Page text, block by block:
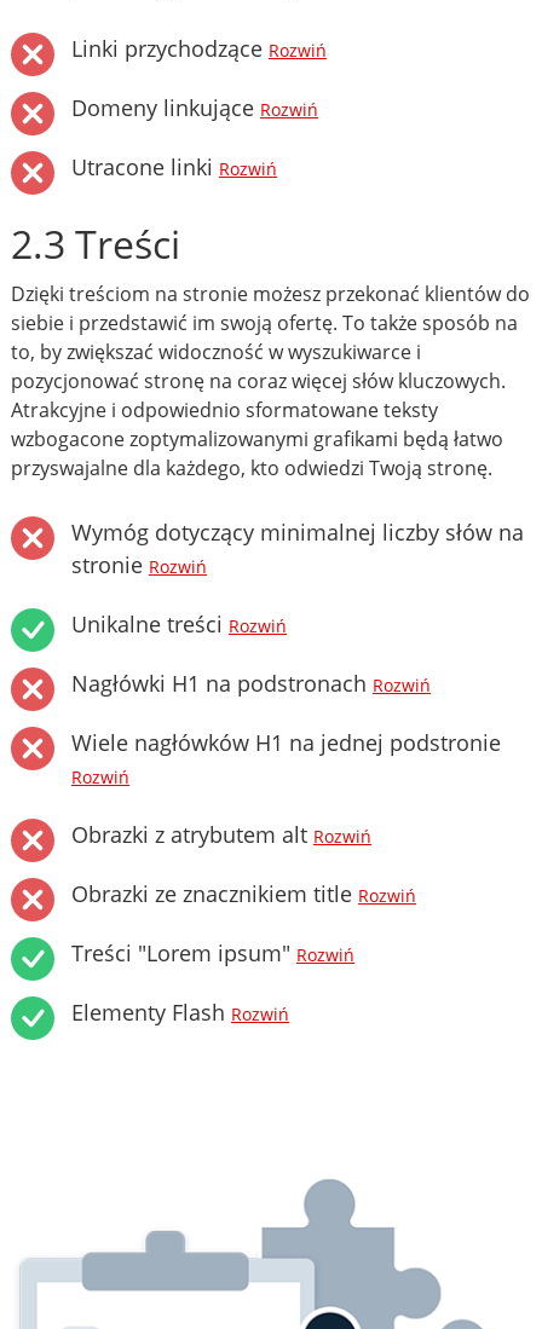
Linki przychodzące Rozwiń
Domeny linkujące Rozwiń
Utracone linki Rozwiń
2.3 Treści
Dzięki treściom na stronie możesz przekonać klientów do
siebie i przedstawić im swoją ofertę. To także sposób na
to, by zwiększać widoczność w wyszukiwarce i
pozycjonować stronę na coraz więcej słów kluczowych.
Atrakcyjne i odpowiednio sformatowane teksty
wzbogacone zoptymalizowanymi grafikami będą łatwo
przyswajalne dla każdego, kto odwiedzi Twoją stronę.
Wymóg dotyczący minimalnej liczby słów na
stronie Rozwiń
Unikalne treści Rozwiń
Nagłówki H1 na podstronach Rozwiń
Wiele nagłówków H1 na jednej podstronie
Rozwiń
Obrazki z atrybutem alt Rozwiń
Obrazki ze znacznikiem title Rozwiń
Treści "Lorem ipsum" Rozwiń
Elementy Flash Rozwiń